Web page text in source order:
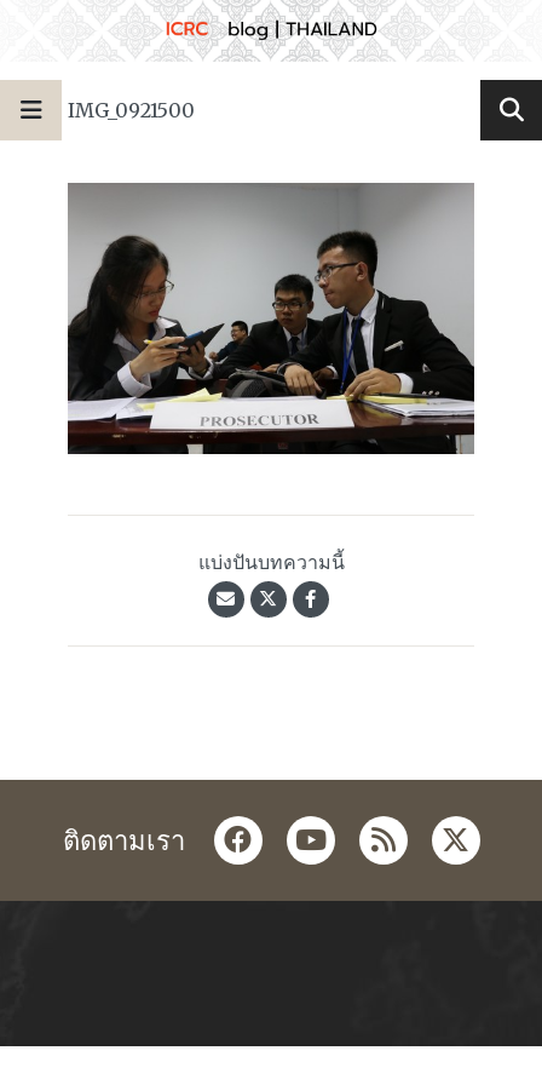
IMG_0921500
แบ่งปันบทความนี้
ติดตามเรา facebookyoutube
rss twitter